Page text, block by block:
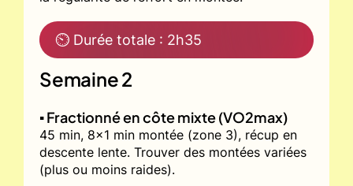
⏲ Durée totale : 2h35
Semaine 2
▪️ Fractionné en côte mixte (VO2max)
45 min, 8x1 min montée (zone 3), récup en
descente lente. Trouver des montées variées
(plus ou moins raides).